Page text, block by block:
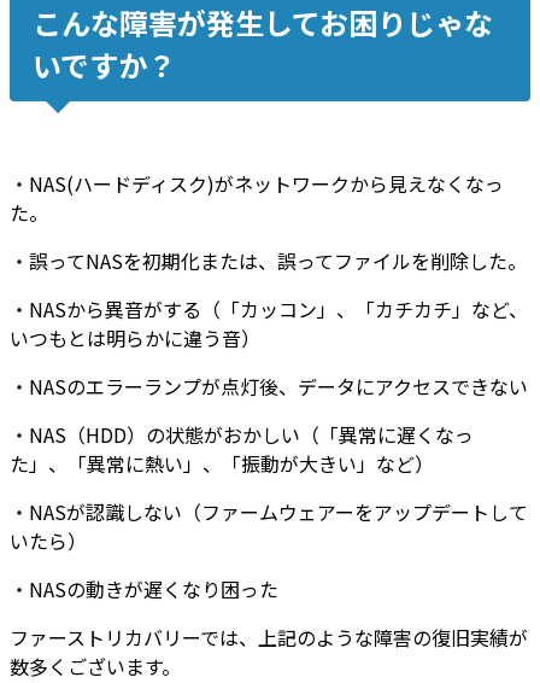
こんな障害が発生してお困りじゃな
いですか？
・NAS(ハードディスク)がネットワークから見えなくなっ
た。
・誤ってNASを初期化または、誤ってファイルを削除した。
・NASから異音がする（「カッコン」、「カチカチ」など、
いつもとは明らかに違う音）
・ NASのエラーランプが点灯後、 データにアクセスできない
・NAS（HDD）の状態がおかしい （「異常に遅くなっ
た」、「異常に熱い」、「振動が大きい」など）
・NASが認識しない （ファームウェアーをアップデートして
いたら）
・NASの動きが遅くなり困った
ファーストリカバリーでは、上記のような障害の復旧実績が
数多くございます。